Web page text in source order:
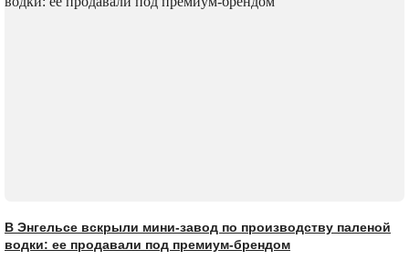
В Энгельсе вскрыли мини-завод по производству паленой
водки: ее продавали под премиум-брендом